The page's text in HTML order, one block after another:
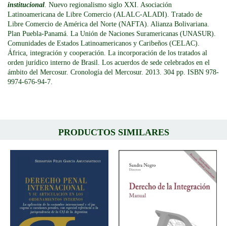
institucional Nuevo regionalismo siglo XXI. Asociación
Latinoamericana de Libre Comercio (ALALC-ALADI). Tratado de
Libre Comercio de América del Norte (NAFTA). Alianza Bolivariana.
Plan Puebla-Panamá. La Unión de Naciones Suramericanas (UNASUR).
Comunidades de Estados Latinoamericanos y Caribeños (CELAC).
África, integración y cooperación. La incorporación de los tratados al
orden jurídico interno de Brasil. Los acuerdos de sede celebrados en el
ámbito del Mercosur. Cronología del Mercosur. 2013. 304 pp. ISBN 978-
9974-676-94-7.
PRODUCTOS SIMILARES